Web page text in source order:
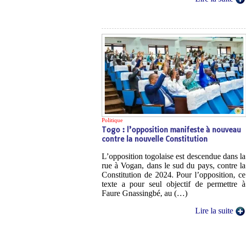
Politique
Togo : l’opposition manifeste à nouveau
contre la nouvelle Constitution
L’opposition togolaise est descendue dans la
rue à Vogan, dans le sud du pays, contre la
Constitution de 2024. Pour l’opposition, ce
texte a pour seul objectif de permettre à
Faure Gnassingbé, au (…)
Lire la suite